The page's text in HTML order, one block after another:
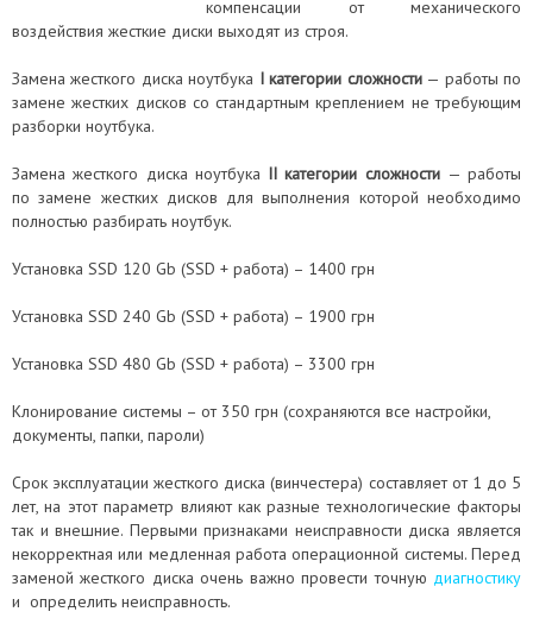
компенсации от механического
воздействия жесткие диски выходят из строя.
Замена жесткого диска ноутбука I категории сложности— работы по
замене жестких дисков со стандартным креплением не требующим
разборки ноутбука.
Замена жесткого диска ноутбука II категории сложности — работы
по замене жестких дисков для выполнения которой необходимо
полностью разбирать ноутбук.
Установка SSD 120 Gb (SSD + работа) – 1400 грн
Установка SSD 240 Gb (SSD + работа) – 1900 грн
Установка SSD 480 Gb (SSD + работа) – 3300 грн
Клонирование системы – от 350 грн (сохраняются все настройки,
документы, папки, пароли)
Срок эксплуатации жесткого диска (винчестера) составляет от 1 до 5
лет, на этот параметр влияют как разные технологические факторы
так и внешние. Первыми признаками неисправности диска является
некорректная или медленная работа операционной системы. Перед
заменой жесткого диска очень важно провести точную диагностику
и определить неисправность.